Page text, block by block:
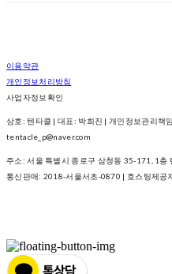
이용약관
개인정보처리방침
사업자정보확인
상호: 텐타클 | 대표: 박희진 | 개인정보관리
tentacle_p@naver.com
주소: 서울 특별시 종로구 삼청동 35-171, 1층
통신판매: 2018-서울서초-0870 | 호스팅제공